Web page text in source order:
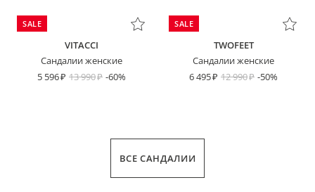
SALE
VITACCI
Сандалии женские
5 596
13 990 -60%
SALE
TWOFEET
Сандалии женские
6 495
12 990 -50%
ВСЕ САНДАЛИИ